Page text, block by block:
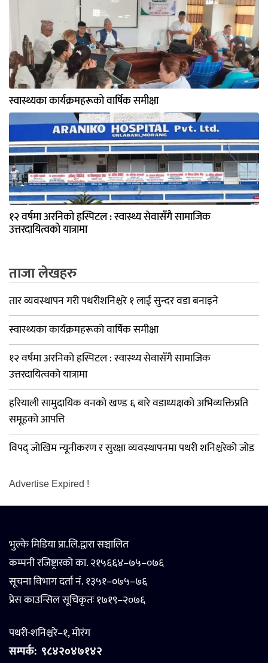
स्वास्थ्यका कार्यक्रमहरूको वार्षिक समीक्षा
१२ वर्षमा अरनिको हस्पिटल : स्वास्थ्य सेवासँगै सामाजिक
उत्तरदायित्वको यात्रामा
ताजा लेखहरु
तार व्यवस्थापन गरी पथरीशनिश्चरे १ लाई सुन्दर वडा बनाइने
स्वास्थ्यका कार्यक्रमहरूको वार्षिक समीक्षा
१२ वर्षमा अरनिको हस्पिटल : स्वास्थ्य सेवासँगै सामाजिक
उत्तरदायित्वको यात्रामा
हरियाली सामुदायिक वनको खण्ड ६ बारे वडाध्यक्षको अभिव्यक्तिप्रति
समूहको आपत्ति
विपद् जोखिम न्यूनीकरण र सुरक्षा व्यवस्थापनमा पथरी शनिश्चरेको जोड
Advertise Expired !
भुल्के मिडिया प्रा.लि.द्वारा सञ्चालित
कम्पनी रजिष्ट्रारको का. २१५६६४–७५–०७६
सूचना विभाग दर्ता नं. १३५१–०७५–७६
प्रेस काउन्सिल सूचिकृतः १७१९–२०७६
पथरी-शनिश्चरे–१, मोरंग
सम्पर्क: ९८४२०४७१४२